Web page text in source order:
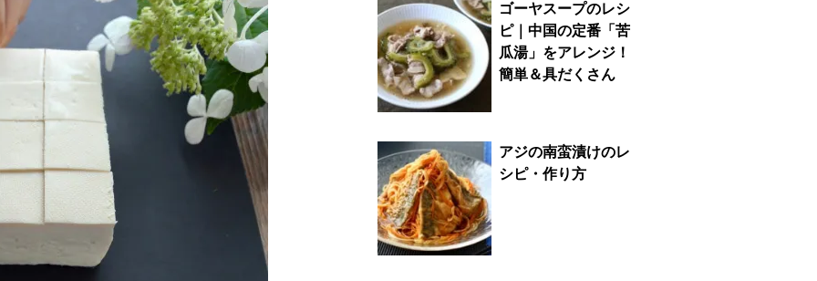
ゴーヤスープのレシ
ピ｜中国の定番「苦
瓜湯」をアレンジ！
簡単＆具だくさん
アジの南蛮漬けのレ
シピ・作り方